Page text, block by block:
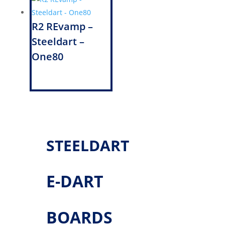
R2 REvamp –
Steeldart –
One80
STEELDART
E-DART
BOARDS